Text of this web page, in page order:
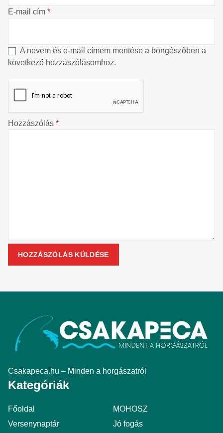
E-mail cím *
A nevem és e-mail címem mentése a böngészőben a
következő hozzászólásomhoz.
Hozzászólás *
Csakapeca.hu – Minden a horgászatról
Kategóriák
Főoldal
MOHOSZ
Versenynaptár
Jó fogás